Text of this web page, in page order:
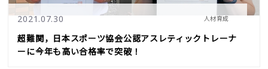
2021.07.30 人材育成
超難関，日本スポーツ協会公認アスレティックトレーナ
ーに今年も高い合格率で突破！